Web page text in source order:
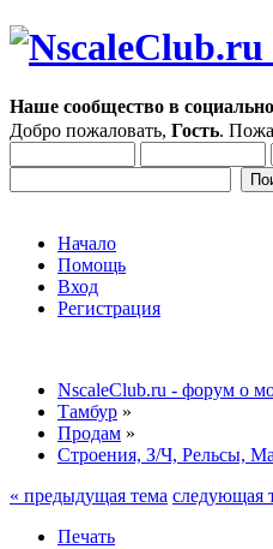
Наше сообщество в
Добро пожаловать, Гость.
Начало
Помощь
Вход
Регистрация
NscaleClub.ru - форум о
Тамбур »
Продам »
Строения, З/Ч, Рельсы,
« предыдущая тема следующая
Печать